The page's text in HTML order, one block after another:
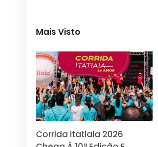
Mais Visto
Corrida Itatiaia 2026